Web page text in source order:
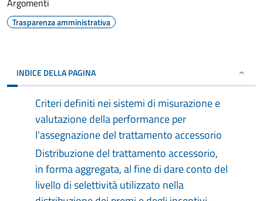
Argomenti
Trasparenza amministrativa
INDICE DELLA PAGINA
Criteri definiti nei sistemi di misurazione e
valutazione della performance per
l'assegnazione del trattamento accessorio
Distribuzione del trattamento accessorio,
in forma aggregata, al fine di dare conto del
livello di selettività utilizzato nella